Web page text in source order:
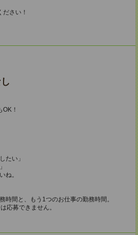
さい！
！
たい」
ね。
時間と、もう1つのお仕事の勤務時間。
応募できません。